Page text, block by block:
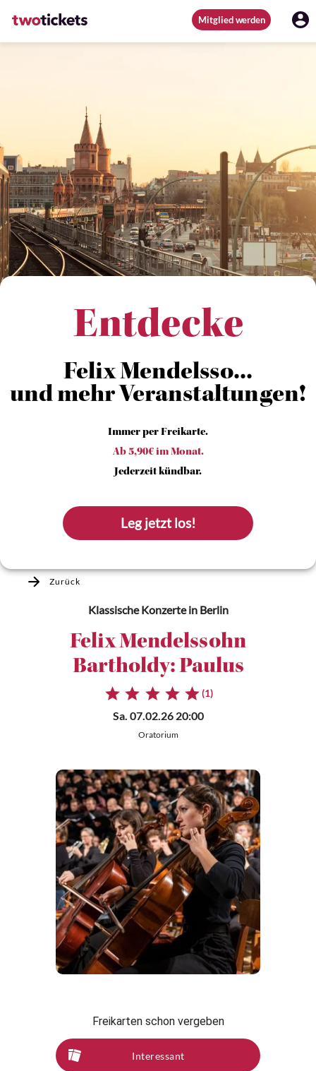
Mitglied werden
Entdecke
Felix Mendelsso...
und mehr Veranstaltungen!
Immer per Freikarte.
Ab 5,90€ im Monat.
Jederzeit kündbar.
Leg jetzt los!
Zurück
Klassische Konzertein Berlin
Felix Mendelssohn
Bartholdy: Paulus
(1)
Sa. 07.02.26 20:00
Oratorium
Freikarten schon vergeben
Interessant